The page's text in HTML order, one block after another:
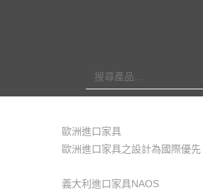
for:
歐洲進口家具
歐洲進口家具之設計為國際優
義大利進口家具NAOS